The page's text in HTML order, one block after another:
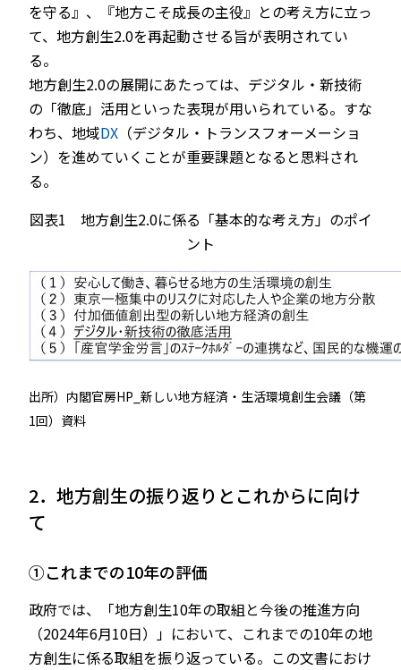
を守る』、『地方こそ成長の主役』との考え方に立っ
て、地方創生2.0を再起動させる旨が表明されてい
る。
地方創生2.0の展開にあたっては、デジタル・新技術
の「徹底」活用といった表現が用いられている。すな
わち、地域DX （デジタル・トランスフォーメーショ
ン）を進めていくことが重要課題となると思料され
る。
図表1 地方創生2.0に係る「基本的な考え方」のポイ
ント
出所）内閣官房HP_新しい地方経済・生活環境創生会議（第
1回）資料
2．地方創生の振り返りとこれからに向け
て
①これまでの10年の評価
政府では、「地方創生10年の取組と今後の推進方向
（2024年6月10日）」において、これまでの10年の地
方創生に係る取組を振り返っている。この文書におけ